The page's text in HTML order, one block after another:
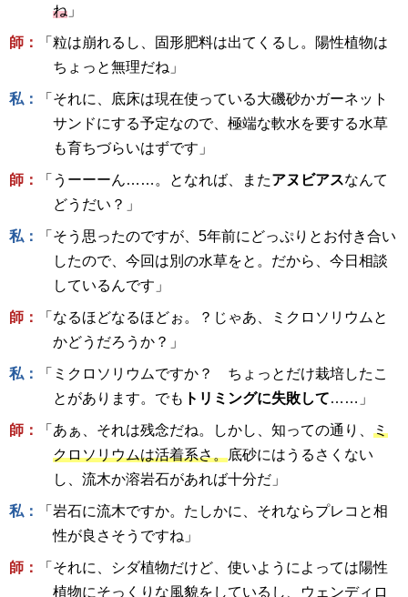
ね 」
師：
「粒は崩れるし、固形肥料は出てくるし。陽性植物は
ちょっと無理だね」
私：
「それに、底床は現在使っている大磯砂かガーネット
サンドにする予定なので、極端な軟水を要する水草
も育ちづらいはずです」
師： 「うーーーん……。となれば、またアヌビアスなんて
どうだい？」
私：
「そう思ったのですが、5年前にどっぷりとお付き合い
したので、今回は別の水草をと。だから、今日相談
しているんです」
師：
「なるほどなるほどぉ。？じゃあ、ミクロソリウムと
かどうだろうか？」
私：
「ミクロソリウムですか？ ちょっとだけ栽培したこ
とがあります。でも トリミングに失敗して……」
師： 「あぁ、それは残念だね。しかし、知っての通り、 ミ
クロソリウムは活着系さ。底砂にはうるさくない
し、流木か溶岩石があれば十分だ」
私：
「岩石に流木ですか。たしかに、それならプレコと相
性が良さそうですね」
師：
「それに、シダ植物だけど、使いようによっては陽性
植物にそっくりな風貌をしているし、ウェンディロ